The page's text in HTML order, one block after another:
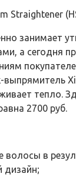
занимает
а сегодня
тепло.
2700 руб.
волосы в
дизайн;